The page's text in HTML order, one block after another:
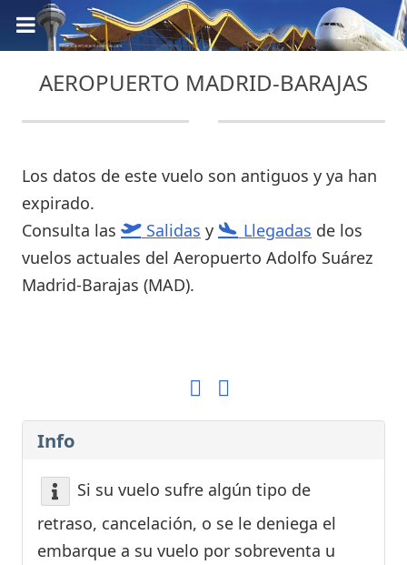
AEROPUERTO MADRID-BARAJAS
Los datos de este vuelo son antiguos y ya han
expirado.
Consulta las
Salidas y Llegadas de los
vuelos actuales del Aeropuerto Adolfo Suárez
Madrid-Barajas (MAD).
Info
Si su vuelo sufre algún tipo de
retraso, cancelación, o se le deniega el
embarque a su vuelo por sobreventa u